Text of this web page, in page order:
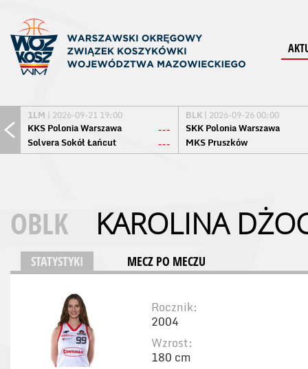
1LM | 2026-09-21 19:00
KKS Polonia Warszawa
---
Solvera Sokół Łańcut
---
BLK | 2026-09-26 00:00
SKK Polonia Warszawa
MKS Pruszków
OBLK KAROLINA
STATYSTYKI MECZ PO MECZU
Rocznik:
2004
Wzrost:
180 cm